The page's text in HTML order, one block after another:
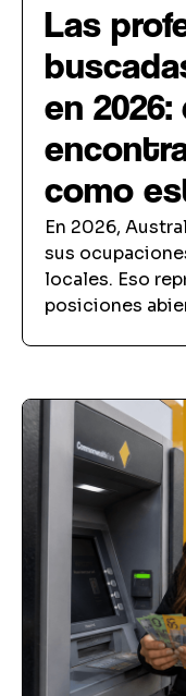
Las
en
como
En 2026,
sus
locales. Eso
posiciones